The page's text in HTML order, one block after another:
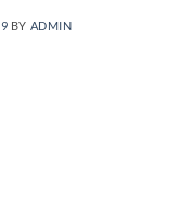
BY ADMIN